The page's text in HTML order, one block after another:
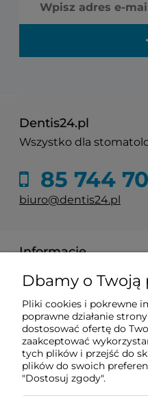
Dentis24.pl
Wszystko dla
85 744
biuro@dentis24.pl
Informacje
Zakupy
Pomoc
Moje konto
Dbamy o
Pliki cookies i pokrewne
poprawne działanie
dostosować ofertę do
zaakceptować
tych plików i przejść do
plików do swoich
"Dostosuj zgody".